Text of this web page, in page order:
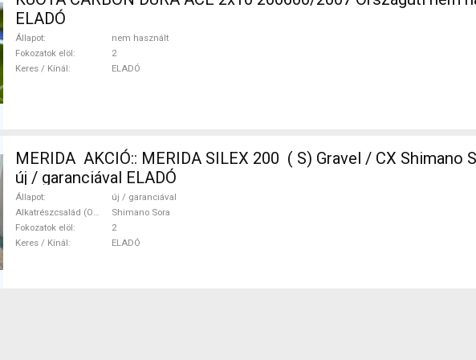
ELADÓ
Állapot
nem használt
Fokozatok elöl
2
Keres / Kínál
ELADÓ
MERIDA AKCIÓ:: MERIDA SILEX 200 ( S) Gravel / CX Shimano
új / garanciával ELADÓ
Állapot
új / garanciával
Alkatrészcsalád (Outi)
Shimano Sora
Fokozatok elöl
2
Keres / Kínál
ELADÓ